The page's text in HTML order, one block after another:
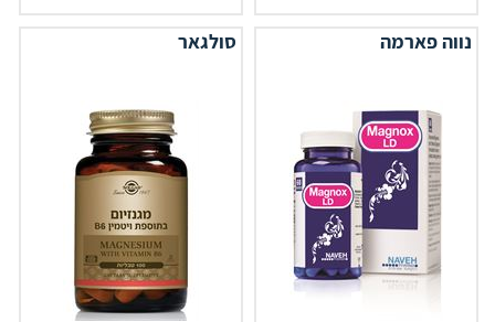
נווה פארמה סולגאר